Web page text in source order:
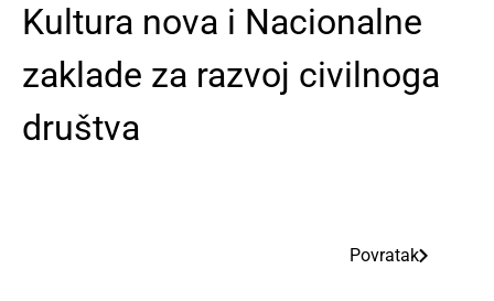
Kultura nova i Nacionalne
zaklade za razvoj civilnoga
društva
Povratak